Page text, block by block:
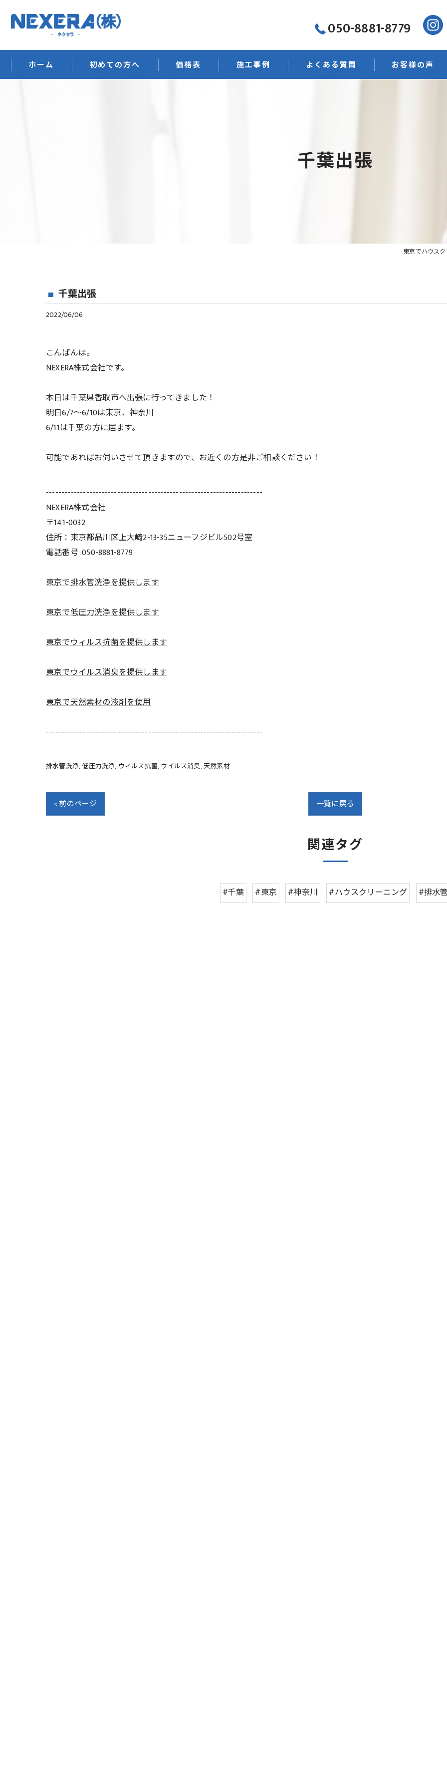
050-8881-8779
ホーム 初めての方へ 価格表 施工事例 よくある質問 お客様の声
千葉出張
東京でハウス
千葉出張
2022/06/06
こんばんは。
NEXERA株式会社です。
本日は千葉県香取市へ出張に行ってきました！
明日6/7〜6/10は東京、神奈川
6/11は千葉の方に居ます。
可能であればお伺いさせて頂きますので、お近くの方是非ご相談ください！
----------------------------------------------------------------------
NEXERA株式会社
〒141-0032
住所：東京都品川区上大崎2-13-35ニューフジビル502号室
電話番号 :050-8881-8779
東京で排水管洗浄を提供します
東京で低圧力洗浄を提供します
東京でウィルス抗菌を提供します
東京でウイルス消臭を提供します
東京で天然素材の液剤を使用
----------------------------------------------------------------------
排水管洗浄 低圧力洗浄 ウィルス抗菌 ウイルス消臭 天然素材
< 前のページ 一覧に戻る
関連タグ
#千葉 #東京 #神奈川 #ハウスクリーニング #排水管